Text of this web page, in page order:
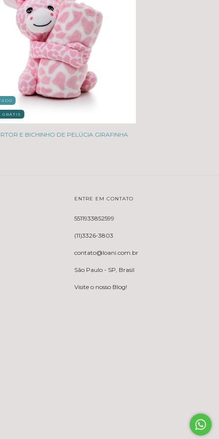
GRÁTIS
E BICHINHO DE PELÚCIA GIRAFINHA
ENTRE EM CONTATO
5511933852599
(11)3326-3803
contato@loani.com.br
São Paulo - SP, Brasil
Visite o nosso Blog!